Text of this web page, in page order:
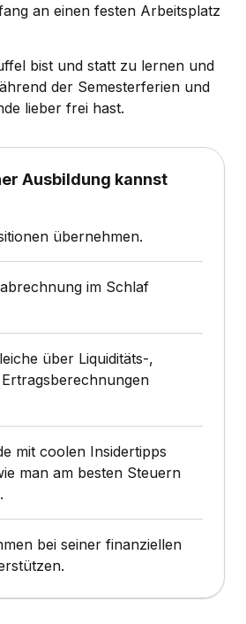
an einen festen Arbeitsplatz
bist und statt zu lernen und
der Semesterferien und
lieber frei hast.
Ausbildung kannst
übernehmen.
im Schlaf
über Liquiditäts-,
mit coolen Insidertipps
man am besten Steuern
bei seiner finanziellen